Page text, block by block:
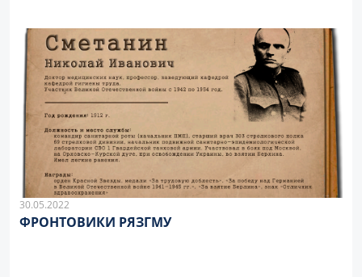
30.05.2022
ФРОНТОВИКИ РЯЗГМУ